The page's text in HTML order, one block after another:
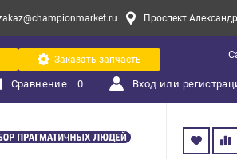
Проспект
Заказать запчасть
Сравнение 0 Вход или